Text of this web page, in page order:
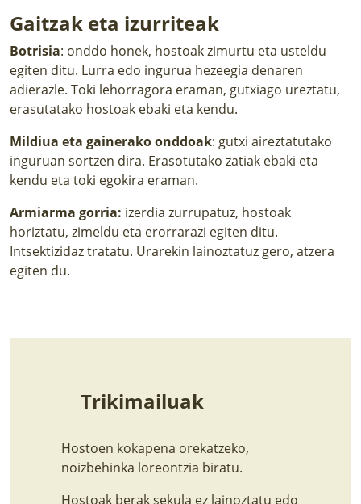
Gaitzak eta izurriteak
Botrisia: onddo honek, hostoak zimurtu eta usteldu
egiten ditu. Lurra edo ingurua hezeegia denaren
adierazle. Toki lehorragora eraman, gutxiago ureztatu,
erasutatako hostoak ebaki eta kendu.
Mildiua eta gainerako onddoak: gutxi aireztatutako
inguruan sortzen dira. Erasotutako zatiak ebaki eta
kendu eta toki egokira eraman.
Armiarma gorria: izerdia zurrupatuz, hostoak
horiztatu, zimeldu eta erorrarazi egiten ditu.
Intsektizidaz tratatu. Urarekin lainoztatuz gero, atzera
egiten du.
Trikimailuak
Hostoen kokapena orekatzeko,
noizbehinka loreontzia biratu.
Hostoak berak sekula ez lainoztatu edo